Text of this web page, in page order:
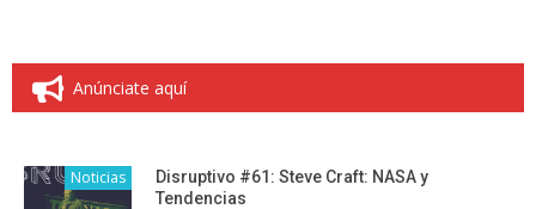
Anúnciate aquí
Noticias
Disruptivo #61: Steve Craft: NASA y
Tendencias